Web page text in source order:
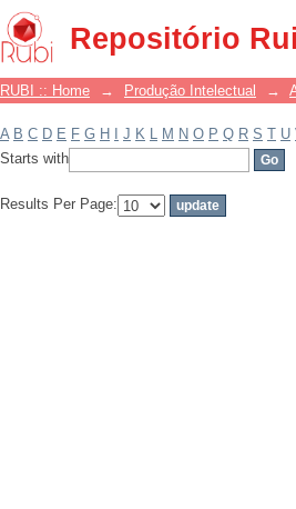
Repositório
Filter by: Subject
RUBI :: Home → Produção Intelectual →
A B C D E F G H J K L M N O P Q R S T U
Starts with
Results Per Page: